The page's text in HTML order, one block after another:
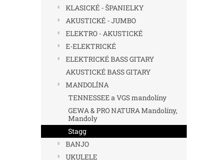
KLASICKÉ - ŠPANIELKY
AKUSTICKÉ - JUMBO
ELEKTRO - AKUSTICKÉ
E-ELEKTRICKÉ
ELEKTRICKÉ BASS GITARY
AKUSTICKÉ BASS GITARY
MANDOLÍNA
TENNESSEE a VGS mandolíny
GEWA & PRO NATURA Mandolíny,
Mandoly
Stagg
BANJO
UKULELE